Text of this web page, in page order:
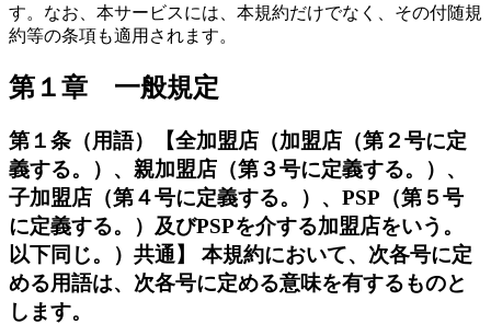
す。なお、本サービスには、本規約だけでなく、その付随規
約等の条項も適用されます。
第１章 一般規定
第１条（用語）
【全加盟店（加盟店（第２号に定
義する。）、親加盟店（第３号に定義する。）、
子加盟店（第４号に定義する。）、PSP（第５号
に定義する。）及びPSPを介する加盟店をいう。
以下同じ。）共通】
本規約において、次各号に定
める用語は、次各号に定める意味を有するものと
します。